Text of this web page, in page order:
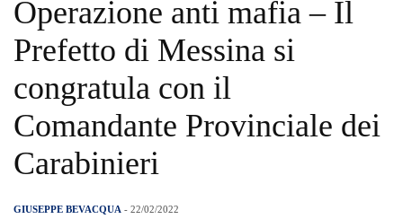
Operazione anti mafia – Il
Prefetto di Messina si
congratula con il
Comandante Provinciale dei
Carabinieri
GIUSEPPE BEVACQUA - 22/02/2022